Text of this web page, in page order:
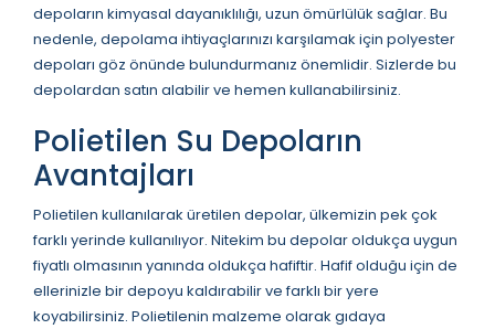
depoların kimyasal dayanıklılığı, uzun ömürlülük sağlar. Bu
nedenle, depolama ihtiyaçlarınızı karşılamak için polyester
depoları göz önünde bulundurmanız önemlidir. Sizlerde bu
depolardan satın alabilir ve hemen kullanabilirsiniz.
Polietilen Su Depoların
Avantajları
Polietilen kullanılarak üretilen depolar, ülkemizin pek çok
farklı yerinde kullanılıyor. Nitekim bu depolar oldukça uygun
fiyatlı olmasının yanında oldukça hafiftir. Hafif olduğu için de
ellerinizle bir depoyu kaldırabilir ve farklı bir yere
koyabilirsiniz. Polietilenin malzeme olarak gıdaya